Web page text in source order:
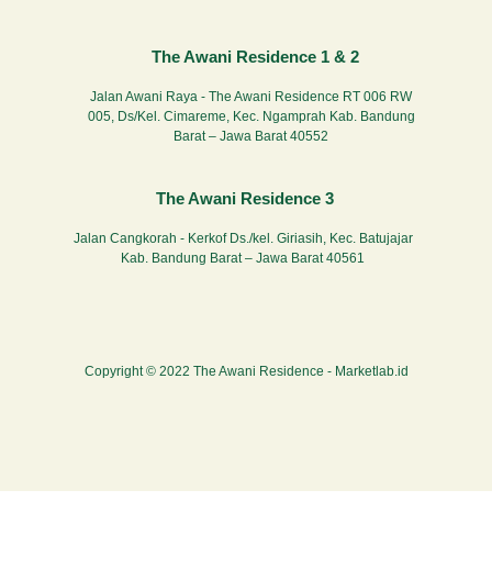
The Awani Residence 1 & 2
Jalan Awani Raya - The Awani Residence RT 006 RW
005, Ds/Kel. Cimareme, Kec. Ngamprah Kab. Bandung
Barat – Jawa Barat 40552
The Awani Residence 3
Jalan Cangkorah - Kerkof Ds./kel. Giriasih, Kec. Batujajar
Kab. Bandung Barat – Jawa Barat 40561
Copyright © 2022 The Awani Residence - Marketlab.id